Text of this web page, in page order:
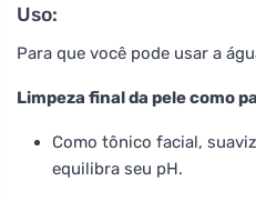
Uso:
Para que você pode usar a
Limpeza final da pele como
Como tônico facial,
equilibra seu pH.